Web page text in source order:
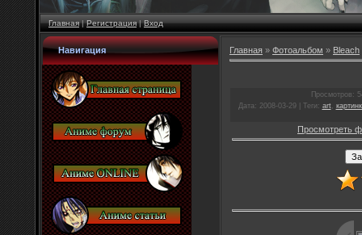
Главная|Регистрация|Вход
Навигация Главная » Фотоальбом » Bleach
Просмотров :
Дата : 2008-03-29 | Теги : art,
Просмотреть